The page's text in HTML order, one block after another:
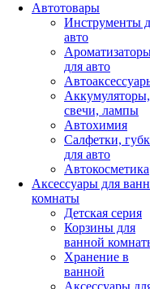
Автотовары
Инструменты
авто
для авто
Аккумуляторы,
свечи, лампы
Автохимия
Салфетки,
для авто
Автокосметика
Аксессуары для
комнаты
Детская серия
Корзины для
ванной
Хранение в
ванной
Аксессуары